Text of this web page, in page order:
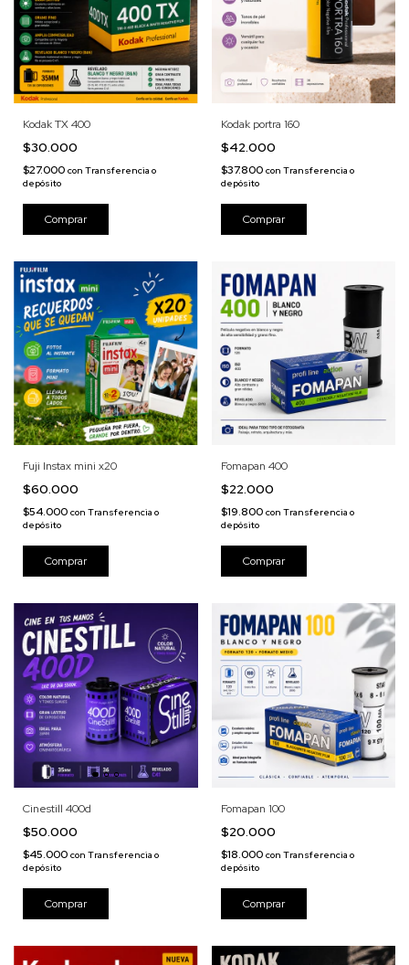
Kodak TX 400
$30.000
$27.000 con Transferencia o
depósito
Kodak portra 160
$42.000
$37.800 con Transferencia o
depósito
Fuji Instax mini x20
$60.000
$54.000 con Transferencia o
depósito
Fomapan 400
$22.000
$19.800 con Transferencia o
depósito
Cinestill 400d
$50.000
$45.000 con Transferencia o
depósito
Fomapan 100
$20.000
$18.000 con Transferencia o
depósito